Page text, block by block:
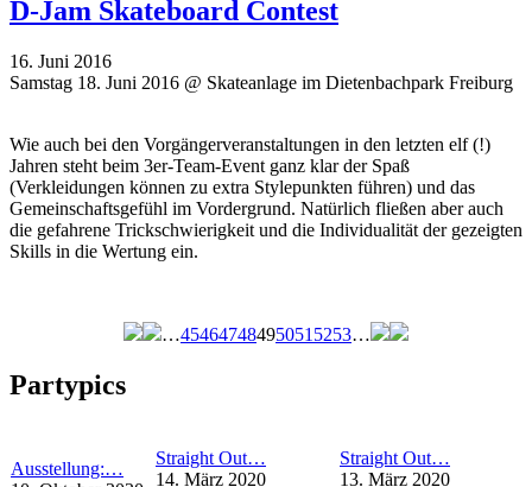
D-Jam Skateboard Contest
16. Juni 2016
Samstag 18. Juni 2016 @ Skateanlage im Dietenbachpark Freiburg
Wie auch bei den Vorgängerveranstaltungen in den letzten elf (!)
Jahren steht beim 3er-Team-Event ganz klar der Spaß
(Verkleidungen können zu extra Stylepunkten führen) und das
Gemeinschaftsgefühl im Vordergrund. Natürlich fließen aber auch
die gefahrene Trickschwierigkeit und die Individualität der gezeigten
Skills in die Wertung ein.
…45464748495051 5253…
Partypics
Ausstellung:…
Straight Out…
14. März 2020
Straight Out…
13. März 2020